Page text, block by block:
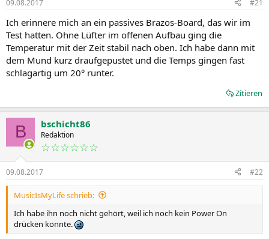
09.08.2017 #21
Ich erinnere mich an ein passives Brazos-Board, das wir im
Test hatten. Ohne Lüfter im offenen Aufbau ging die
Temperatur mit der Zeit stabil nach oben. Ich habe dann mit
dem Mund kurz draufgepustet und die Temps gingen fast
schlagartig um 20° runter.
Zitieren
B bschicht86
Redaktion
☆☆☆☆☆☆
09.08.2017 #22
MusicIsMyLife schrieb:
Ich habe ihn noch nicht gehört, weil ich noch kein Power On
drücken konnte.